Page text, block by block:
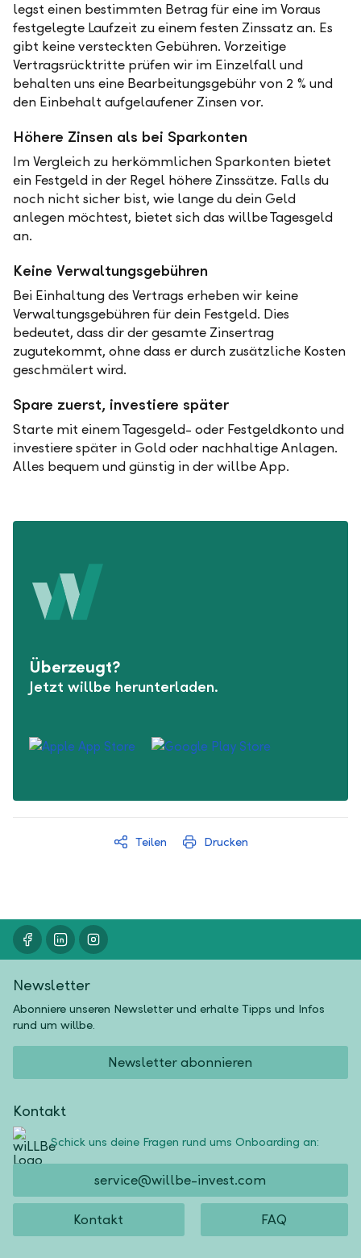
legst einen bestimmten Betrag für eine im Voraus
festgelegte Laufzeit zu einem festen Zinssatz an. Es
gibt keine versteckten Gebühren. Vorzeitige
Vertragsrücktritte prüfen wir im Einzelfall und
behalten uns eine Bearbeitungsgebühr von 2 % und
den Einbehalt aufgelaufener Zinsen vor.
Höhere Zinsen als bei Sparkonten
Im Vergleich zu herkömmlichen Sparkonten bietet
ein Festgeld in der Regel höhere Zinssätze. Falls du
noch nicht sicher bist, wie lange du dein Geld
anlegen möchtest, bietet sich das willbe Tagesgeld
an.
Keine Verwaltungsgebühren
Bei Einhaltung des Vertrags erheben wir keine
Verwaltungsgebühren für dein Festgeld. Dies
bedeutet, dass dir der gesamte Zinsertrag
zugutekommt, ohne dass er durch zusätzliche Kosten
geschmälert wird.
Spare zuerst, investiere später
Starte mit einem Tagesgeld- oder Festgeldkonto und
investiere später in Gold oder nachhaltige Anlagen.
Alles bequem und günstig in der willbe App.
Überzeugt?
Jetzt willbe herunterladen.
Teilen Drucken
Newsletter
Abonniere unseren Newsletter und erhalte Tipps und Infos
rund um willbe.
Newsletter abonnieren
Kontakt
Schick uns deine Fragen rund ums Onboarding an:
service@willbe-invest.com
Kontakt FAQ